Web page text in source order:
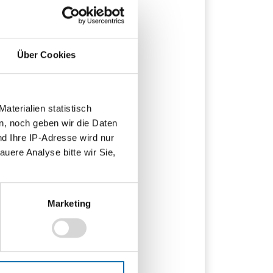
Über Cookies
statistisch
noch geben wir die Daten
Ihre IP-Adresse wird nur
Analyse bitte wir Sie,
Marketing
mehrere Webseiten
Kundschaft
Denkbar wäre sogar
verfügen
ihnen bestimmte
zentrale
gläsern. Gibt es
zu